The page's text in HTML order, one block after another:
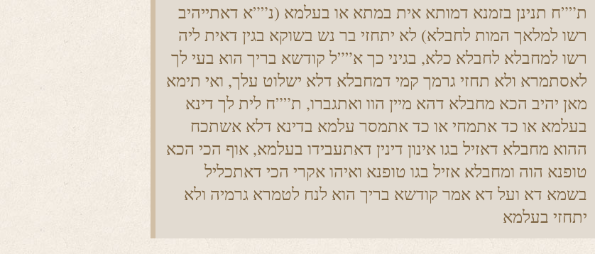
ת””ח תנינן בזמנא דמותא אית במתא או בעלמא (נ””א דאתייהיב
רשו למלאך המות לחבלא) לא יתחזי בר נש בשוקא בגין דאית ליה
רשו למחבלא לחבלא כלא, בגיני כך א””ל קודשא בריך הוא בעי לך
לאסתמרא ולא תחזי גרמך קמי דמחבלא דלא ישלוט עלך, ואי תימא
מאן יהיב הכא מחבלא דהא מיין הוו ואתגברו, ת””ח לית לך דינא
בעלמא או כד אתמחי או כד אתמסר עלמא בדינא דלא אשתכח
ההוא מחבלא דאזיל בגו אינון דינין דאתעבידו בעלמא, אוף הכי הכא
טופנא הוה ומחבלא אזיל בגו טופנא ואיהו אקרי הכי דאתכליל
בשמא דא ועל דא אמר קודשא בריך הוא לנח לטמרא גרמיה ולא
יתחזי בעלמא